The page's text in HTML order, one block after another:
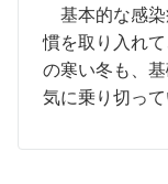
基本的な感染
慣を取り入れ
の寒い冬も、
気に乗り切っ